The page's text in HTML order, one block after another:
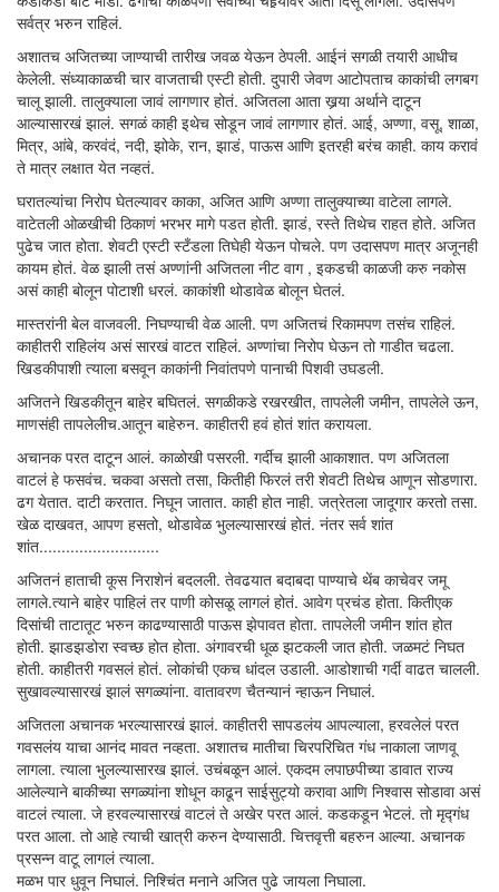
सर्वत्र भरुन राहिलं.
अशातच अजितच्या जाण्याची तारीख जवळ येऊन ठेपली. आईनं सगळी तयारी आधीच
केलेली. संध्याकाळची चार वाजताची एस्टी होती. दुपारी जेवण आटोपताच काकांची लगबग
चालू झाली. तालुक्याला जावं लागणार होतं. अजितला आता खर्‍या अर्थाने दाटून
आल्यासारखं झालं. सगळं काही इथेच सोडून जावं लागणार होतं. आई, अण्णा, वसू, शाळा,
मित्र, आंबे, करवंदं, नदी, झोके, रान, झाडं, पाऊस आणि इतरही बरंच काही. काय करावं
ते मात्र लक्षात येत नव्हतं.
घरातल्यांचा निरोप घेतल्यावर काका, अजित आणि अण्णा तालुक्याच्या वाटेला लागले.
वाटेतली ओळखीची ठिकाणं भरभर मागे पडत होती. झाडं, रस्ते तिथेच राहत होते. अजित
पुढेच जात होता. शेवटी एस्टी स्टँडला तिघेही येऊन पोचले. पण उदासपण मात्र अजूनही
कायम होतं. वेळ झाली तसं अण्णांनी अजितला नीट वाग , इकडची काळजी करु नकोस
असं काही बोलून पोटाशी धरलं. काकांशी थोडावेळ बोलून घेतलं.
मास्तरांनी बेल वाजवली. निघण्याची वेळ आली. पण अजितचं रिकामपण तसंच राहिलं.
काहीतरी राहिलंय असं सारखं वाटत राहिलं. अण्णांचा निरोप घेऊन तो गाडीत चढला.
खिडकीपाशी त्याला बसवून काकांनी निवांतपणे पानाची पिशवी उघडली.
अजितने खिडकीतून बाहेर बघितलं. सगळीकडे रखरखीत, तापलेली जमीन, तापलेले ऊन,
माणसंही तापलेलीच.आतून बाहेरुन. काहीतरी हवं होतं शांत करायला.
अचानक परत दाटून आलं. काळोखी पसरली. गर्दीच झाली आकाशात. पण अजितला
वाटलं हे फसवंच. चकवा असतो तसा, कितीही फिरलं तरी शेवटी तिथेच आणून सोडणारा.
ढग येतात. दाटी करतात. निघून जातात. काही होत नाही. जत्रेतला जादूगार करतो तसा.
खेळ दाखवत, आपण हसतो, थोडावेळ भुलल्यासारखं होतं. नंतर सर्व शांत
शांत...........................
अजितनं हाताची कूस निराशेनं बदलली. तेवढयात बदाबदा पाण्याचे थेंब काचेवर जमू
लागले.त्याने बाहेर पाहिलं तर पाणी कोसळू लागलं होतं. आवेग प्रचंड होता. कितीएक
दिसांची ताटातूट भरुन काढण्यासाठी पाऊस झेपावत होता. तापलेली जमीन शांत होत
होती. झाडझडोरा स्वच्छ होत होता. अंगावरची धूळ झटकली जात होती. जळमटं निघत
होती. काहीतरी गवसलं होतं. लोकांची एकच धांदल उडाली. आडोशाची गर्दी वाढत चालली.
सुखावल्यासारखं झालं सगळ्यांना. वातावरण चैतन्यानं न्हाऊन निघालं.
अजितला अचानक भरल्यासारखं झालं. काहीतरी सापडलंय आपल्याला, हरवलेलं परत
गवसलंय याचा आनंद मावत नव्हता. अशातच मातीचा चिरपरिचित गंध नाकाला जाणवू
लागला. त्याला भुलल्यासारख झालं. उचंबळून आलं. एकदम लपाछपीच्या डावात राज्य
आलेल्याने बाकीच्या सगळ्यांना शोधून काढून साईसुट्यो करावा आणि निश्वास सोडावा असं
वाटलं त्याला. जे हरवल्यासारखं वाटलं ते अखेर परत आलं. कडकडून भेटलं. तो मृद्गंध
परत आला. तो आहे त्याची खात्री करुन देण्यासाठी. चित्तवृत्ती बहरुन आल्या. अचानक
प्रसन्न वाटू लागलं त्याला.
मळभ पार धुवून निघालं. निश्चिंत मनाने अजित पुढे जायला निघाला.